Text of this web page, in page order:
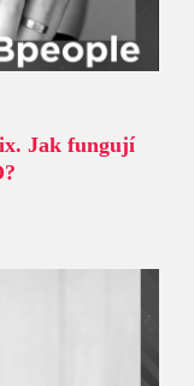
Jak fungují